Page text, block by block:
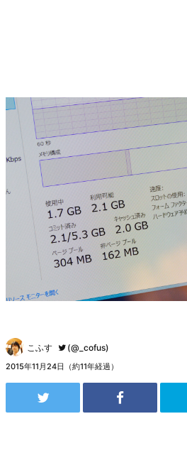
こふす (@_cofus)
2015年11月24日（約11年経過）